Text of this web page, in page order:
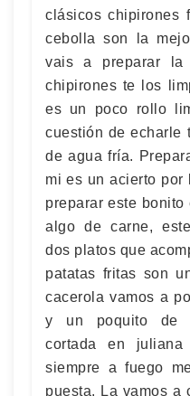
clásicos chipirones
cebolla son la
vais a preparar la
chipirones te los
es un poco rollo
cuestión de echarle
de agua fría.
mi es un acierto
preparar este
algo de carne,
dos platos que
patatas fritas son
cacerola vamos a
y un poquito de
cortada en
siempre a fuego
puesta. La vamos a